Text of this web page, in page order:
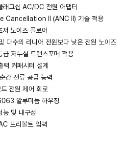
래그십 AC/DC 전원 어댑터
Cancellation II (ANC II) 기술 적용
노이즈 플로어
다수의 리니어 전원보다 낮은 전원 노이즈
급 저누설 트랜스포머 적용
커패시터 설계
간 전류 공급 능력
전원 제어 회로
알루미늄 하우징
능 및 내구성
프리볼트 입력